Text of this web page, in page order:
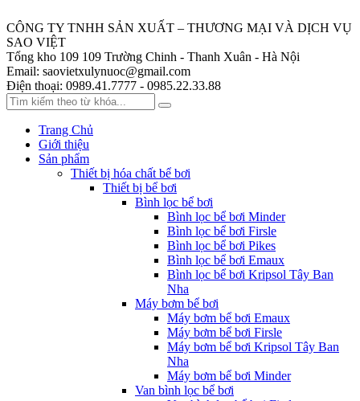
CÔNG TY TNHH SẢN XUẤT – THƯƠNG MẠI VÀ DỊCH VỤ
SAO VIỆT
Tổng kho 109 109 Trường Chinh - Thanh Xuân - Hà Nội
Email: saovietxulynuoc@gmail.com
Điện thoại: 0989.41.7777 - 0985.22.33.88
Trang Chủ
Giới thiệu
Sản phẩm
Thiết bị hóa chất bể bơi
Thiết bị bể bơi
Bình lọc bể bơi
Bình lọc bể bơi Minder
Bình lọc bể bơi Firsle
Bình lọc bể bơi Pikes
Bình lọc bể bơi Emaux
Bình lọc bể bơi Kripsol Tây Ban
Nha
Máy bơm bể bơi
Máy bơm bể bơi Emaux
Máy bơm bể bơi Firsle
Máy bơm bể bơi Kripsol Tây Ban
Nha
Máy bơm bể bơi Minder
Van bình lọc bể bơi